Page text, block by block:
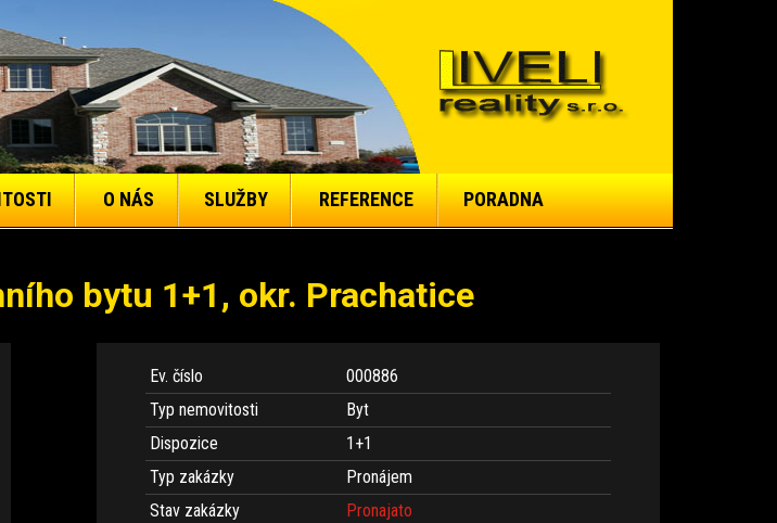
O NÁS SLUŽBY REFERENCE PORADNA
bytu 1+1, okr. Prachatice
Ev. číslo
000886
Typ nemovitosti
Byt
Dispozice
1+1
Typ zakázky
Pronájem
Stav zakázky
Pronajato